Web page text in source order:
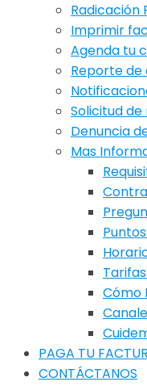
Radicación
Imprimir
Agenda tu
Reporte de
Solicitud
Denuncia
Mas
Cómo
PAGA TU
CONTÁCTANOS